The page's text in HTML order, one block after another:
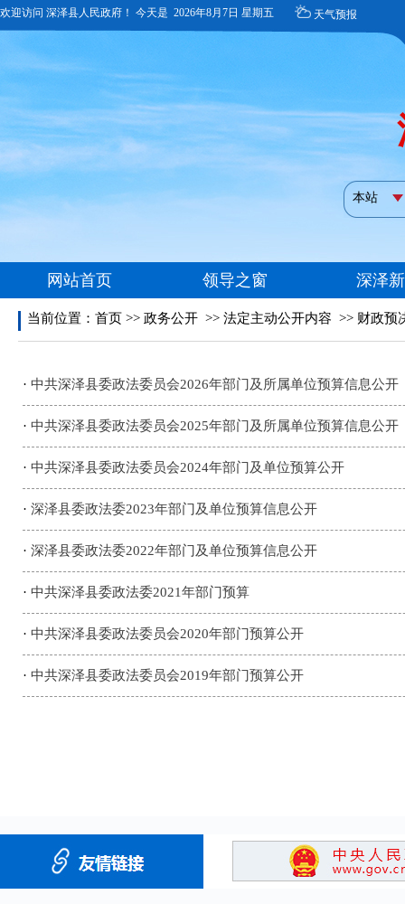
当前位置： 首页 >> 政务公开 >> 法定主动公开内容 >> 财政预
· 中共深泽县委政法委员会2026年部门及所属单位预算信息公开
· 中共深泽县委政法委员会2025年部门及所属单位预算信息公开
· 中共深泽县委政法委员会2024年部门及单位预算公开
· 深泽县委政法委2023年部门及单位预算信息公开
· 深泽县委政法委2022年部门及单位预算信息公开
· 中共深泽县委政法委2021年部门预算
· 中共深泽县委政法委员会2020年部门预算公开
· 中共深泽县委政法委员会2019年部门预算公开